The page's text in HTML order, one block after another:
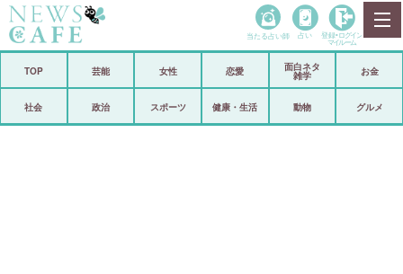
政治
当たる占い師 占い 登録• ログイン
マイルーム
TOP 芸能 女性 恋愛
面白ネタ
雑学
お金
社会 政治 スポーツ 健康・生活 動物 グルメ